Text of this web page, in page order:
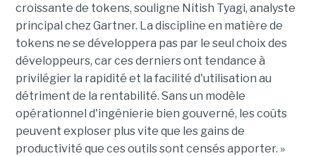
croissante de tokens, souligne Nitish Tyagi, analyste
principal chez Gartner. La discipline en matière de
tokens ne se développera pas par le seul choix des
développeurs, car ces derniers ont tendance à
privilégier la rapidité et la facilité d'utilisation au
détriment de la rentabilité. Sans un modèle
opérationnel d'ingénierie bien gouverné, les coûts
peuvent exploser plus vite que les gains de
productivité que ces outils sont censés apporter. »